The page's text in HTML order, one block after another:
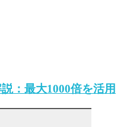
：最大1000倍を活用